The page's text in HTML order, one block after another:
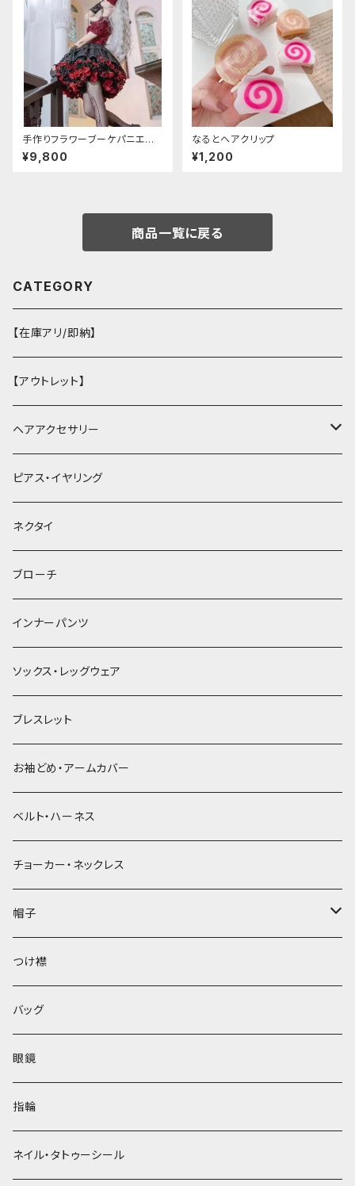
手作りフラワーブーケパニエ
（❁⃘5色展開❁⃘）
¥9,800
なるとヘアクリップ
¥1,200
商品一覧に戻る
CATEGORY
【在庫アリ/即納】
【アウトレット】
ヘアアクセサリー
ヘアクリップ
ヘッドドレス・カチューシャ
ヘアゴム
簪
ピアス・イヤリング
ネクタイ
ブローチ
インナーパンツ
ソックス・レッグウェア
ブレスレット
お袖どめ・アームカバー
ベルト・ハーネス
チョーカー・ネックレス
帽子
ベレー帽
つけ襟
バッグ
眼鏡
指輪
ネイル・タトゥーシール